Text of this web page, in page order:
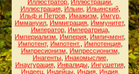
Иллюстратор Иллюстрации
Иллюстрация, Ильин, Ильинский,
Ильф и Петров, Имажизм Имгур,
Иммануил Иммиграция Иммунитет,
Император, Императрица,
Империализм
Империя Импичмент,
Импотент, Импотент. Импотенция,
Импресионизм
Импрессионизм
Инагенты, Инакомыслие,
Инаугурация, Инвалиды, Ингушетия,
Индеец, Индейцы, Индия, Индия.